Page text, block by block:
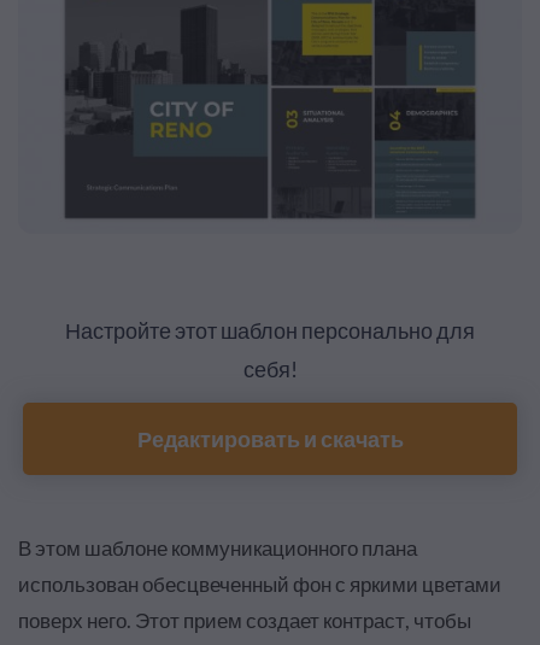
Настройте этот шаблон персонально для
себя!
Редактировать и скачать
В этом шаблоне коммуникационного плана
использован обесцвеченный фон с яркими цветами
поверх него. Этот прием создает контраст, чтобы